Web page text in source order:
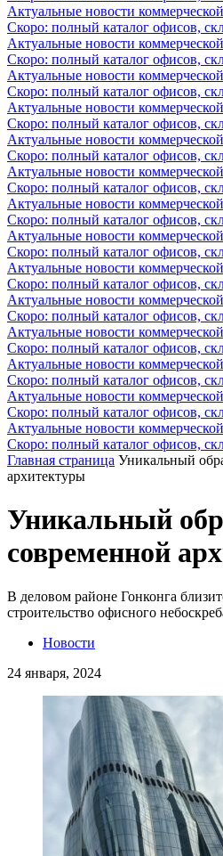
Актуальные новости
Скоро: полный каталог офисов,
Актуальные новости
Скоро: полный каталог офисов,
Актуальные новости
Скоро: полный каталог офисов,
Актуальные новости
Скоро: полный каталог офисов,
Актуальные новости
Скоро: полный каталог офисов,
Актуальные новости
Скоро: полный каталог офисов,
Актуальные новости
Скоро: полный каталог офисов,
Актуальные новости
Скоро: полный каталог офисов,
Актуальные новости
Скоро: полный каталог офисов,
Актуальные новости
Скоро: полный каталог офисов,
Актуальные новости
Скоро: полный каталог офисов,
Актуальные новости
Скоро: полный каталог офисов,
Актуальные новости
Скоро: полный каталог офисов,
Актуальные новости
Скоро: полный каталог офисов,
Главная страница Уникальный
архитектуры
Уникальный
современной
В деловом районе Гонконга
строительство офисного
Новости
24 января, 2024